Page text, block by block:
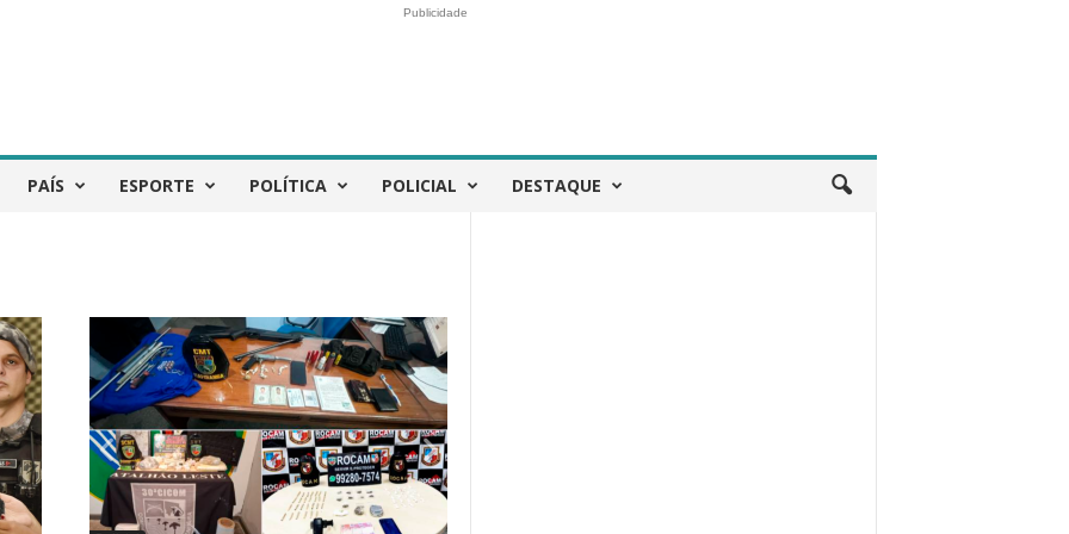
Publicidade
PAÍS ESPORTE POLÍTICA POLICIAL DESTAQUE